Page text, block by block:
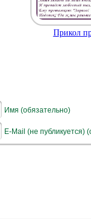
Прикол
Имя (обязательно)
E-Mail (не публикуется)